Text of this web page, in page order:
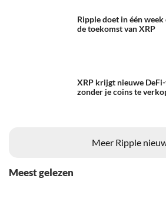
Ripple doet in één
de toekomst van XRP
XRP krijgt nieuwe
zonder je coins te
Meer Ripple
Meest gelezen